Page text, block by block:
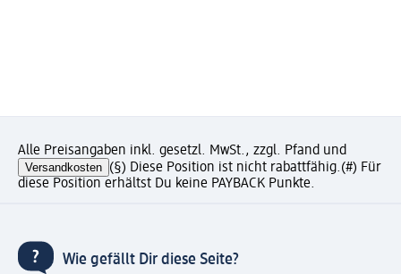
Alle Preisangaben inkl. gesetzl. MwSt., zzgl. Pfand und
Versandkosten (§) Diese Position ist nicht rabattfähig.(#) Für
diese Position erhältst Du keine PAYBACK Punkte.
Wie gefällt Dir diese Seite?